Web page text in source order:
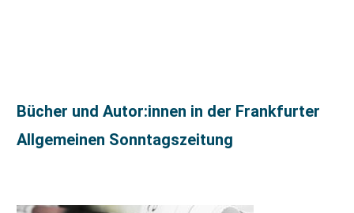
Bücher und Autor:innen in der Frankfurter
Allgemeinen Sonntagszeitung